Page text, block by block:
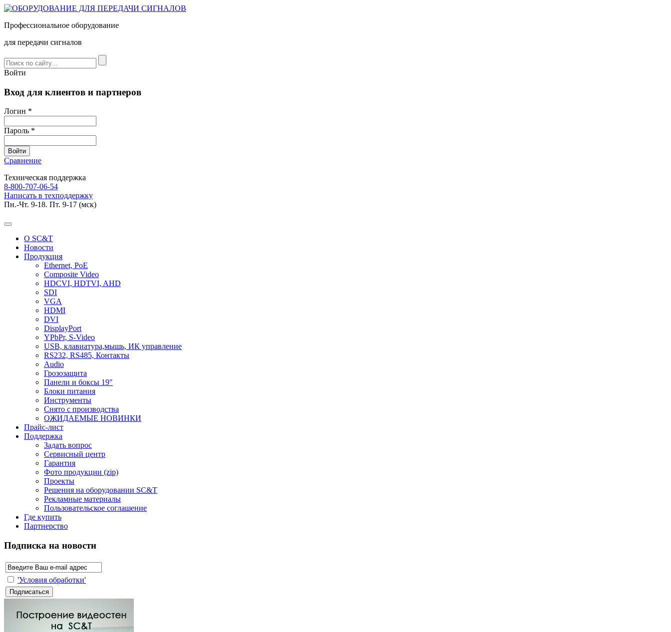
Профессиональное оборудование
для передачи сигналов
Войти
Вход для клиентов и партнеров
Логин *
Пароль *
Сравнение
Техническая поддержка
8-800-707-06-54
Написать в техподдержку
Пн.-Чт. 9-18. Пт. 9-17 (мск)
О SC&T
Новости
Продукция
Ethernet, PoE
Composite Video
HDCVI, HDTVI, AHD
SDI
VGA
HDMI
DVI
DisplayPort
YPbPr, S-Video
USB, клавиатура,мышь, ИК управление
RS232, RS485, Контакты
Audio
Грозозащита
Панели и боксы 19"
Блоки питания
Инструменты
Снято с производства
ОЖИДАЕМЫЕ НОВИНКИ
Прайс-лист
Поддержка
Задать вопрос
Сервисный центр
Гарантия
Фото продукции (zip)
Проекты
Решения на оборудовании SC&T
Рекламные материалы
Пользовательское соглашение
Где купить
Партнерство
Подписка на новости
'Условия обработки'